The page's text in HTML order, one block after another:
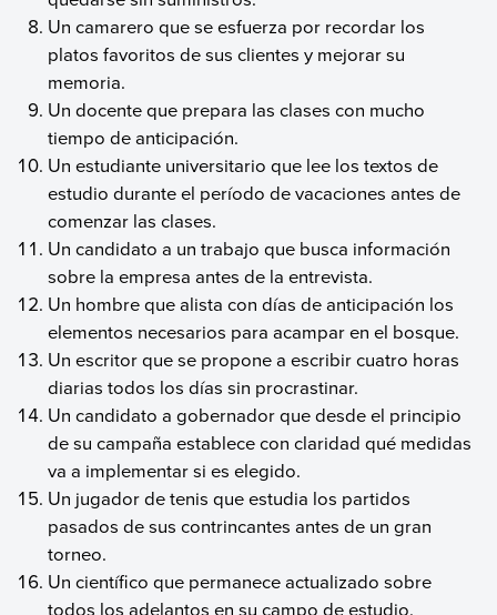
Un camarero que se esfuerza por recordar los
platos favoritos de sus clientes y mejorar su
memoria.
Un docente que prepara las clases con mucho
tiempo de anticipación.
Un estudiante universitario que lee los textos de
estudio durante el período de vacaciones antes de
comenzar las clases.
Un candidato a un trabajo que busca información
sobre la empresa antes de la entrevista.
Un hombre que alista con días de anticipación los
elementos necesarios para acampar en el bosque.
Un escritor que se propone a escribir cuatro horas
diarias todos los días sin procrastinar.
Un candidato a gobernador que desde el principio
de su campaña establece con claridad qué medidas
va a implementar si es elegido.
Un jugador de tenis que estudia los partidos
pasados de sus contrincantes antes de un gran
torneo.
Un científico que permanece actualizado sobre
todos los adelantos en su campo de estudio.